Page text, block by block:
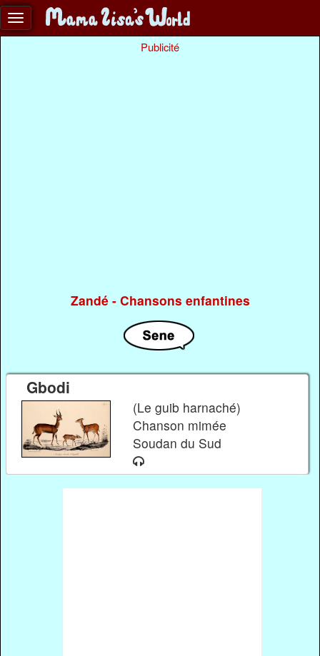
Publicité
Zandé - Chansons enfantines
Gbodi
(Le guib harnaché)
Chanson mimée
Soudan du Sud